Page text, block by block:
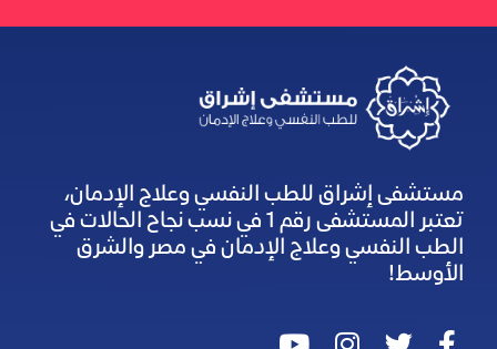
مستشفى إشراق للطب النفسي وعلاج الإدمان،
تعتبر المستشفى رقم 1 في نسب نجاح الحالات في
الطب النفسي وعلاج الإدمان في مصر والشرق
الأوسط!